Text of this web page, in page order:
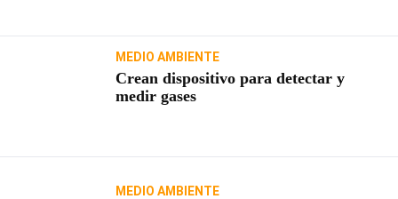
MEDIO AMBIENTE
Crean dispositivo para detectar y
medir gases
MEDIO AMBIENTE